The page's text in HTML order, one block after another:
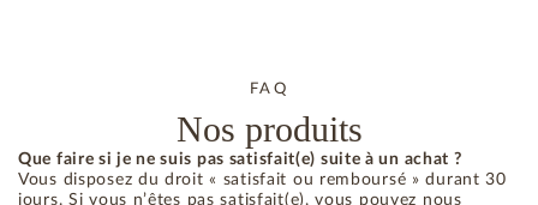
FAQ
Nos produits
Que faire si je ne suis pas satisfait(e) suite à un achat ?
Vous disposez du droit « satisfait ou remboursé » durant 30
jours. Si vous n’êtes pas satisfait(e), vous pouvez nous